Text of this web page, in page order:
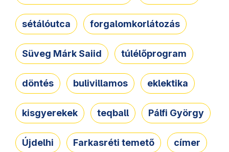
sétálóutca forgalomkorlátozás
Süveg Márk Saiid túlélőprogram
döntés bulivillamos eklektika
kisgyerekek teqball Pálfi György
Újdelhi Farkasréti temető címer